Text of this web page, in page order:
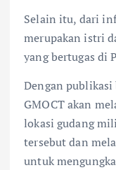
Selain itu, dari
merupakan istri
yang bertugas di
Dengan
GMOCT akan
lokasi gudang
tersebut dan
untuk